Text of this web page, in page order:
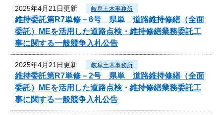
2025年4月21日更新 岐阜土木事務所
維持委託第R7単修－6号 県単 道路維持修繕（全面
委託）MEを活用した道路点検・維持修繕業務委託工
事に関する一般競争入札公告
2025年4月21日更新 岐阜土木事務所
維持委託第R7単修－2号 県単 道路維持修繕（全面
委託）MEを活用した道路点検・維持修繕業務委託工
事に関する一般競争入札公告